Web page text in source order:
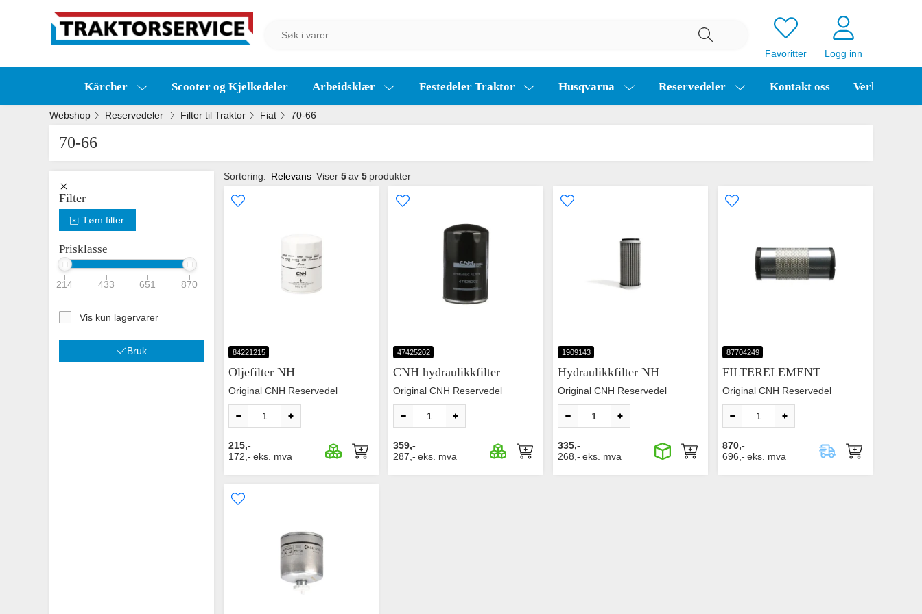
Favoritter Logg inn
Kärcher Scooter og Kjelkedeler Arbeidsklær Festedeler Traktor Husqvarna Reservedeler Kontakt oss Verkstedtime
Webshop Reservedeler Filter til Traktor Fiat 70-66
70-66
Filter
Tøm filter
Prisklasse
214 433 651 870
Vis kun lagervarer
Bruk
Sortering: Relevans Viser 5 av 5 produkter
84221215
Oljefilter NH
Original CNH Reservedel
215,-
172,- eks. mva
47425202
CNH hydraulikkfilter
Original CNH Reservedel
359,-
287,- eks. mva
1909143
Hydraulikkfilter NH
Original CNH Reservedel
335,-
268,- eks. mva
87704249
FILTERELEMENT
Original CNH Reservedel
870,-
696,- eks. mva